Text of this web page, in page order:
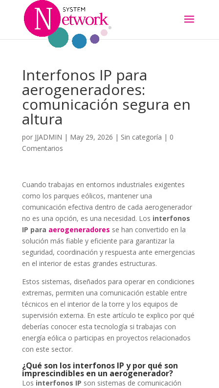
Interfonos IP para
aerogeneradores:
comunicación segura en
altura
por JJADMIN | May 29, 2026 | Sin categoría | 0
Comentarios
Cuando trabajas en entornos industriales exigentes
como los parques eólicos, mantener una
comunicación efectiva dentro de cada aerogenerador
no es una opción, es una necesidad. Los interfonos
IP para aerogeneradores se han convertido en la
solución más fiable y eficiente para garantizar la
seguridad, coordinación y respuesta ante emergencias
en el interior de estas grandes estructuras.
Estos sistemas, diseñados para operar en condiciones
extremas, permiten una comunicación estable entre
técnicos en el interior de la torre y los equipos de
supervisión externa. En este artículo te explico por qué
deberías conocer esta tecnología si trabajas con
energía eólica o participas en proyectos relacionados
con este sector.
¿Qué son los interfonos IP y por qué son
imprescindibles en un aerogenerador?
Los interfonos IP son sistemas de comunicación